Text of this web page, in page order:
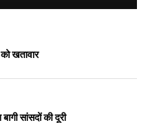
खतावार
सांसदों की दूरी